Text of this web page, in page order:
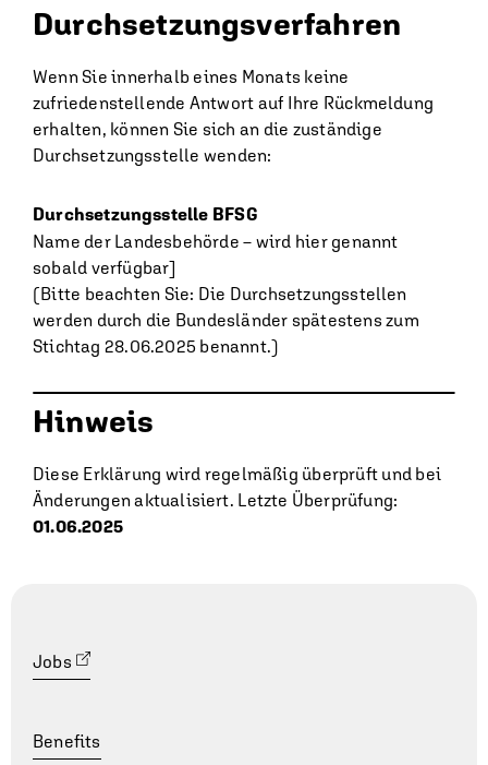
Durchsetzungsverfahren
Wenn Sie innerhalb eines Monats keine
zufriedenstellende Antwort auf Ihre Rückmeldung
erhalten, können Sie sich an die zuständige
Durchsetzungsstelle wenden:
Durchsetzungsstelle BFSG
Name der Landesbehörde – wird hier genannt
sobald verfügbar]
(Bitte beachten Sie: Die Durchsetzungsstellen
werden durch die Bundesländer spätestens zum
Stichtag 28.06.2025 benannt.)
Hinweis
Diese Erklärung wird regelmäßig überprüft und bei
Änderungen aktualisiert. Letzte Überprüfung:
01.06.2025
Jobs
Benefits